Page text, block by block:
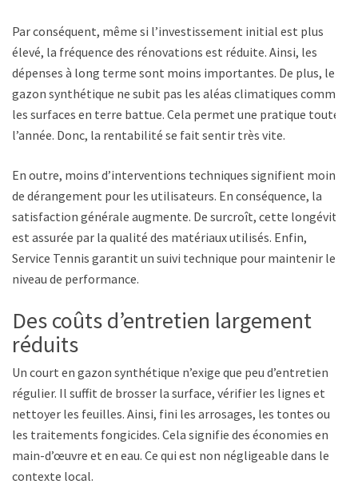
Par conséquent, même si l’investissement initial est plus
élevé, la fréquence des rénovations est réduite. Ainsi, les
dépenses à long terme sont moins importantes. De plus, le
gazon synthétique ne subit pas les aléas climatiques comme
les surfaces en terre battue. Cela permet une pratique toute
l’année. Donc, la rentabilité se fait sentir très vite.
En outre, moins d’interventions techniques signifient moins
de dérangement pour les utilisateurs. En conséquence, la
satisfaction générale augmente. De surcroît, cette longévité
est assurée par la qualité des matériaux utilisés. Enfin,
Service Tennis garantit un suivi technique pour maintenir le
niveau de performance.
Des coûts d’entretien largement
réduits
Un court en gazon synthétique n’exige que peu d’entretien
régulier. Il suffit de brosser la surface, vérifier les lignes et
nettoyer les feuilles. Ainsi, fini les arrosages, les tontes ou
les traitements fongicides. Cela signifie des économies en
main-d’œuvre et en eau. Ce qui est non négligeable dans le
contexte local.